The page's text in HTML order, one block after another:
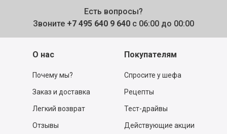
Есть вопросы?
Звоните +7 495 640 9 640 с 06:00 до 00:00
О нас
Почему мы?
Заказ и доставка
Легкий возврат
Отзывы
Покупателям
Спросите у шефа
Рецепты
Тест-драйвы
Действующие акции